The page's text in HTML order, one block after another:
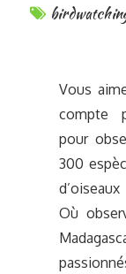
Vous
compte
pour
300
Où